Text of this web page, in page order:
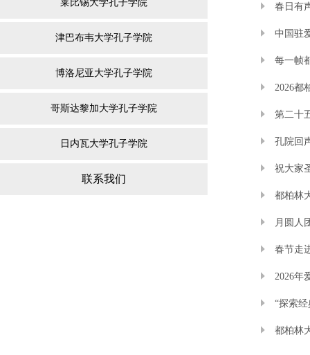
莱比锡大学孔子学院
津巴布韦大学孔子学院
博洛尼亚大学孔子学院
哥斯达黎加大学孔子学院
日内瓦大学孔子学院
联系我们
春日有
中国驻
每一帧
2026都
第二十
孔院回
祝大家
都柏林
月圆人
春节走
2026年
“探索
都柏林